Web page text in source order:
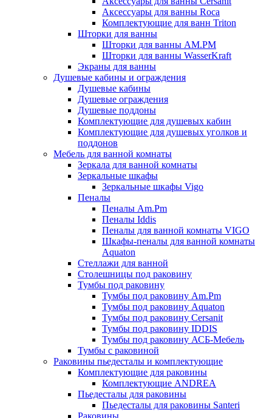
Аксессуары для ванны Roca
Комплектующие для ванн Triton
Шторки для ванны
Шторки для ванны AM.PM
Шторки для ванны WasserKraft
Экраны для ванны
Душевые кабины и ограждения
Душевые кабины
Душевые ограждения
Душевые поддоны
Комплектующие для душевых кабин
Комплектующие для душевых уголков и
поддонов
Мебель для ванной комнаты
Зеркала для ванной комнаты
Зеркальные шкафы
Зеркальные шкафы Vigo
Пеналы
Пеналы Am.Pm
Пеналы Iddis
Пеналы для ванной комнаты VIGO
Шкафы-пеналы для ванной комнаты
Aquaton
Стеллажи для ванной
Столешницы под раковину
Тумбы под раковину
Тумбы под раковину Am.Pm
Тумбы под раковину Aquaton
Тумбы под раковину Cersanit
Тумбы под раковину IDDIS
Тумбы под раковину АСБ-Мебель
Тумбы с раковиной
Раковины пьедесталы и комплектующие
Комплектующие для раковины
Комплектующие ANDREA
Пьедесталы для раковины
Пьедесталы для раковины Santeri